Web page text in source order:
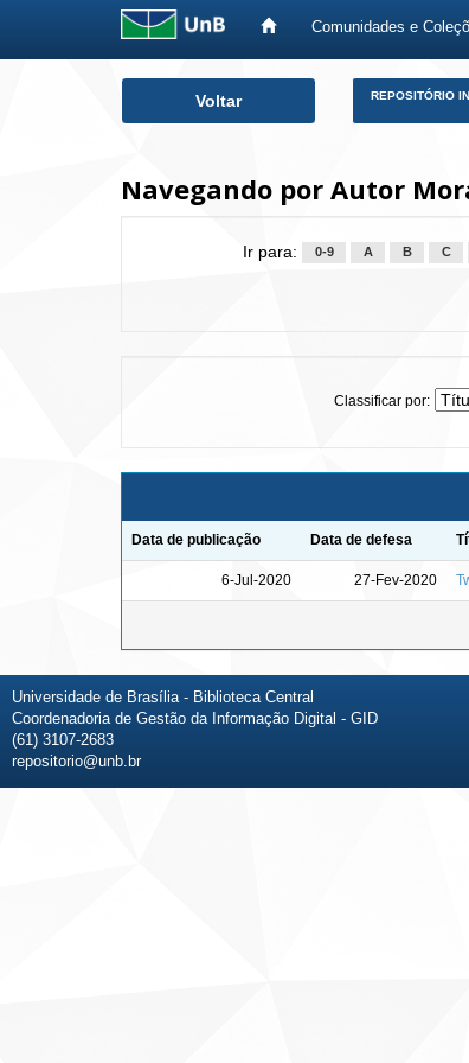
Comunidades e
Voltar REPOSITÓRIO
Navegando por Autor
Ir para: 0-9 A B C
Classificar por:
Data de publicação Data de defesa
6-Jul-2020 27-Fev-2020
Universidade de Brasília - Biblioteca Central
Coordenadoria de Gestão da Informação Digital - GID
(61) 3107-2683
repositorio@unb.br